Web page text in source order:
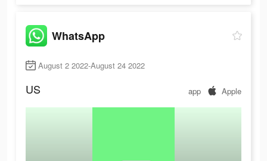
WhatsApp
August 2 2022-August 24 2022
US app Apple